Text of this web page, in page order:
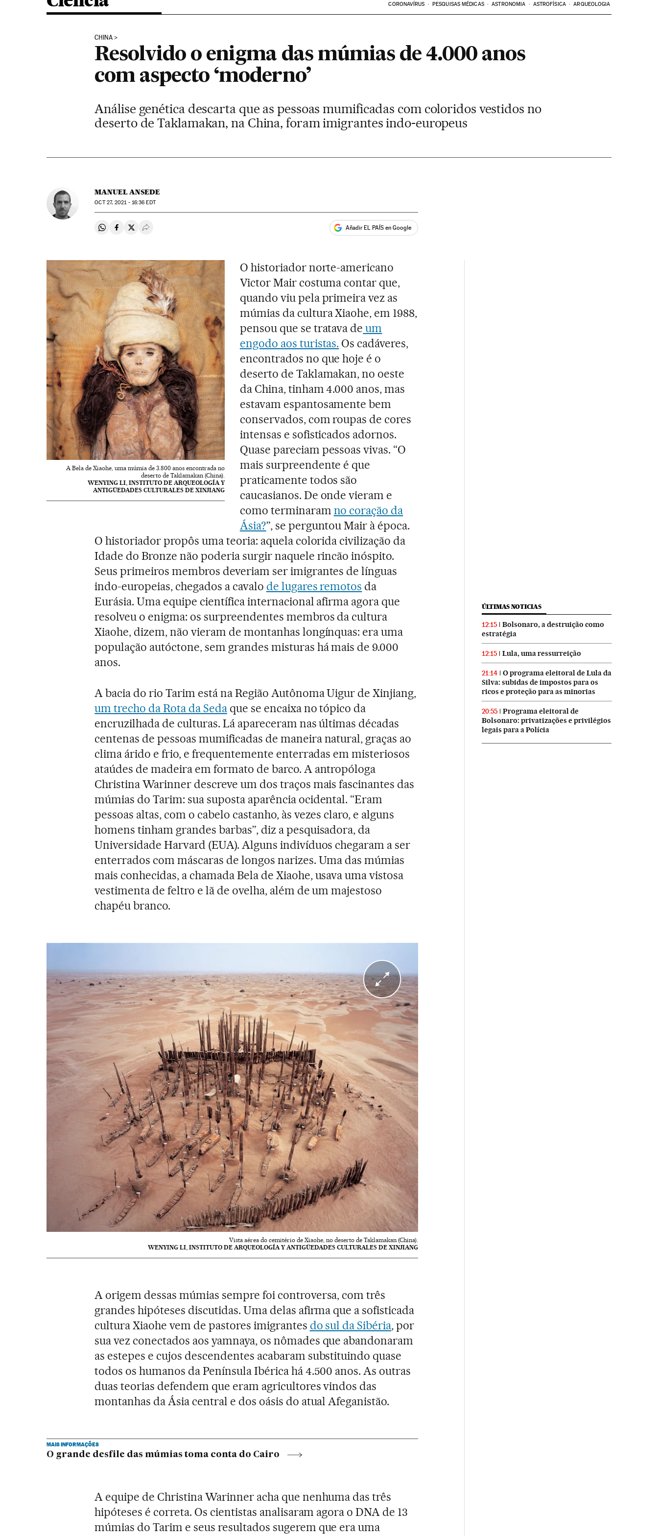
CORONAVÍRUS PESQUISAS MÉDICAS ASTRONOMIA ASTROFÍSICA ARQUEOLOGIA
CHINA
Resolvido o enigma das múmias de 4.000 anos
com aspecto ‘moderno’
Análise genética descarta que as pessoas mumificadas com coloridos vestidos no
deserto de Taklamakan, na China, foram imigrantes indo-europeus
MANUEL ANSEDE
OCT27, 2021 - 16:36 EDT
Compartir en Whatsapp
Compartir en Facebook
Compartir en Twitter
Desplegar Redes Sociales Añadir EL PAÍS en Google
A Bela de Xiaohe, uma múmia de 3.800 anos encontrada no
deserto de Taklamakan (China).
WENYING LI, INSTITUTO DE ARQUEOLOGÍA Y
ANTIGÜEDADES CULTURALES DE XINJIANG
O historiador norte-americano
Victor Mair costuma contar que,
quando viu pela primeira vez as
múmias da cultura Xiaohe, em 1988,
pensou que se tratava de um
engodo aos turistas. Os cadáveres,
encontrados no que hoje é o
deserto de Taklamakan, no oeste
da China, tinham 4.000 anos, mas
estavam espantosamente bem
conservados, com roupas de cores
intensas e sofisticados adornos.
Quase pareciam pessoas vivas. “O
mais surpreendente é que
praticamente todos são
caucasianos. De onde vieram e
como terminaram no coração da
Ásia?”, se perguntou Mair à época.
O historiador propôs uma teoria: aquela colorida civilização da
Idade do Bronze não poderia surgir naquele rincão inóspito.
Seus primeiros membros deveriam ser imigrantes de línguas
indo-europeias, chegados a cavalo de lugares remotos da
Eurásia. Uma equipe científica internacional afirma agora que
resolveu o enigma: os surpreendentes membros da cultura
Xiaohe, dizem, não vieram de montanhas longínquas: era uma
população autóctone, sem grandes misturas há mais de 9.000
anos.
A bacia do rio Tarim está na Região Autônoma Uigur de Xinjiang,
um trecho da Rota da Sedaque se encaixa no tópico da
encruzilhada de culturas. Lá apareceram nas últimas décadas
centenas de pessoas mumificadas de maneira natural, graças ao
clima árido e frio, e frequentemente enterradas em misteriosos
ataúdes de madeira em formato de barco. A antropóloga
Christina Warinner descreve um dos traços mais fascinantes das
múmias do Tarim: sua suposta aparência ocidental. “Eram
pessoas altas, com o cabelo castanho, às vezes claro, e alguns
homens tinham grandes barbas”, diz a pesquisadora, da
Universidade Harvard (EUA). Alguns indivíduos chegaram a ser
enterrados com máscaras de longos narizes. Uma das múmias
mais conhecidas, a chamada Bela de Xiaohe, usava uma vistosa
vestimenta de feltro e lã de ovelha, além de um majestoso
chapéu branco.
Vista aérea do cemitério de Xiaohe, no deserto de Taklamakan (China).
WENYING LI, INSTITUTO DE ARQUEOLOGÍA Y ANTIGÜEDADES CULTURALES DE XINJIANG
A origem dessas múmias sempre foi controversa, com três
grandes hipóteses discutidas. Uma delas afirma que a sofisticada
cultura Xiaohe vem de pastores imigrantes do sul da Sibéria, por
sua vez conectados aos yamnaya, os nômades que abandonaram
as estepes e cujos descendentes acabaram substituindo quase
todos os humanos da Península Ibérica há 4.500 anos. As outras
duas teorias defendem que eram agricultores vindos das
montanhas da Ásia central e dos oásis do atual Afeganistão.
MAIS INFORMAÇÕES
O grande desfile das múmias toma conta do Cairo
A equipe de Christina Warinner acha que nenhuma das três
hipóteses é correta. Os cientistas analisaram agora o DNA de 13
múmias do Tarim e seus resultados sugerem que era uma
ÚLTIMAS NOTICIAS
12:15
Bolsonaro, a destruição como
estratégia
12:15 Lula, uma ressurreição
21:14
O programa eleitoral de Lula da
Silva: subidas de impostos para os
ricos e proteção para as minorias
20:55
Programa eleitoral de
Bolsonaro: privatizações e privilégios
legais para a Polícia